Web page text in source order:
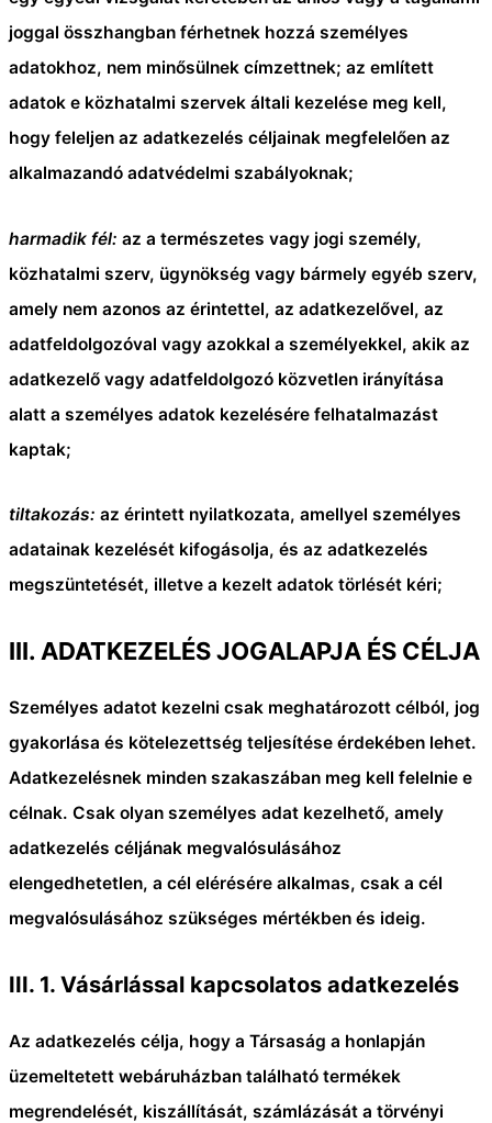
joggal összhangban férhetnek hozzá személyes
adatokhoz, nem minősülnek címzettnek; az említett
adatok e közhatalmi szervek általi kezelése meg kell,
hogy feleljen az adatkezelés céljainak megfelelően az
alkalmazandó adatvédelmi szabályoknak;
harmadik fél: az a természetes vagy jogi személy,
közhatalmi szerv, ügynökség vagy bármely egyéb szerv,
amely nem azonos az érintettel, az adatkezelővel, az
adatfeldolgozóval vagy azokkal a személyekkel, akik az
adatkezelő vagy adatfeldolgozó közvetlen irányítása
alatt a személyes adatok kezelésére felhatalmazást
kaptak;
tiltakozás: az érintett nyilatkozata, amellyel személyes
adatainak kezelését kifogásolja, és az adatkezelés
megszüntetését, illetve a kezelt adatok törlését kéri;
III. ADATKEZELÉS JOGALAPJA ÉS CÉLJA
Személyes adatot kezelni csak meghatározott célból, jog
gyakorlása és kötelezettség teljesítése érdekében lehet.
Adatkezelésnek minden szakaszában meg kell felelnie e
célnak. Csak olyan személyes adat kezelhető, amely
adatkezelés céljának megvalósulásához
elengedhetetlen, a cél elérésére alkalmas, csak a cél
megvalósulásához szükséges mértékben és ideig.
III. 1. Vásárlással kapcsolatos adatkezelés
Az adatkezelés célja, hogy a Társaság a honlapján
üzemeltetett webáruházban található termékek
megrendelését, kiszállítását, számlázását a törvényi